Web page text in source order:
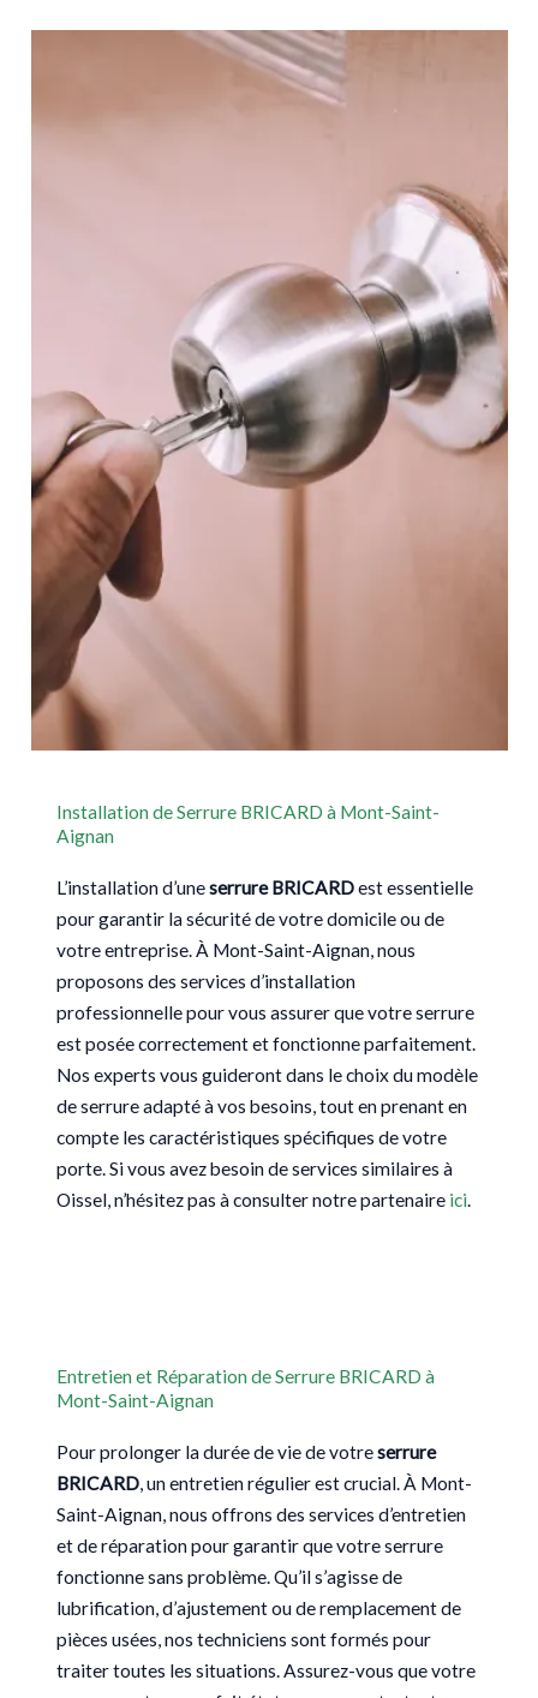
Installation de Serrure BRICARD à Mont-Saint-
Aignan
L’installation d’uneserrure BRICARDest essentielle
pour garantir la sécurité de votre domicile ou de
votre entreprise. À Mont-Saint-Aignan, nous
proposons des services d’installation
professionnelle pour vous assurer que votre serrure
est posée correctement et fonctionne parfaitement.
Nos experts vous guideront dans le choix du modèle
de serrure adapté à vos besoins, tout en prenant en
compte les caractéristiques spécifiques de votre
porte. Si vous avez besoin de services similaires à
Oissel, n’hésitez pas à consulter notre partenaire ici.
Entretien et Réparation de Serrure BRICARD à
Mont-Saint-Aignan
Pour prolonger la durée de vie de votreserrure
BRICARD, un entretien régulier est crucial. À Mont-
Saint-Aignan, nous offrons des services d’entretien
et de réparation pour garantir que votre serrure
fonctionne sans problème. Qu’il s’agisse de
lubrification, d’ajustement ou de remplacement de
pièces usées, nos techniciens sont formés pour
traiter toutes les situations. Assurez-vous que votre